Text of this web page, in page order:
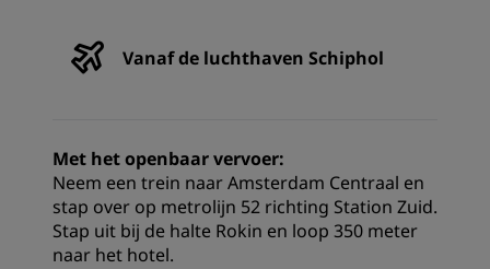
Vanaf de luchthaven Schiphol
Met het openbaar vervoer:
Neem een trein naar Amsterdam Centraal en
stap over op metrolijn 52 richting Station Zuid.
Stap uit bij de halte Rokin en loop 350 meter
naar het hotel.